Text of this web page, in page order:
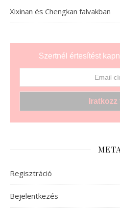
Xixinan és Chengkan falvakban
Szertnél értesítést
META
Regisztráció
Bejelentkezés